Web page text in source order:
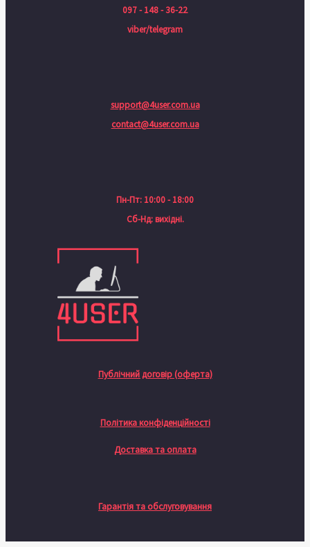
097 - 148 - 36-22
viber/telegram
support@4user.com.ua
contact@4user.com.ua
Пн-Пт: 10:00 - 18:00
Сб-Нд: вихідні.
Публічний договір (оферта)
Політика конфіденційності
Доставка та оплата
Гарантія та обслуговування